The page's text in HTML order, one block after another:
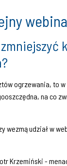
ogrzewania, to
na co
wezmą udział w
Krzemiński -